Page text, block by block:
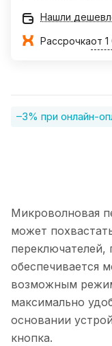
Нашли
Рассрочкаот
–3% при онлайн-
Микроволновая
может
обеспечивается
возможным
максимально
основании
кнопка.